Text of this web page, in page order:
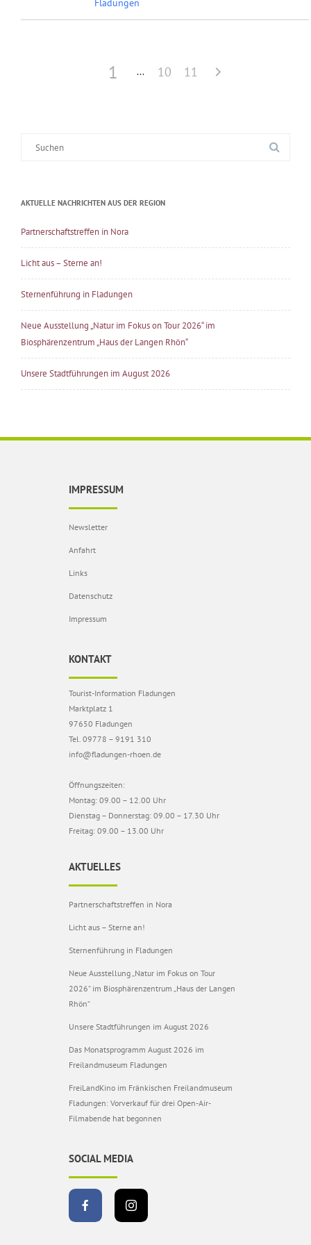
Fladungen
1 10 11
AKTUELLE NACHRICHTEN AUS DER REGION
Partnerschaftstreffen in Nora
Licht aus – Sterne an!
Sternenführung in Fladungen
Neue Ausstellung „Natur im Fokus on Tour 2026“ im
Biosphärenzentrum „Haus der Langen Rhön“
Unsere Stadtführungen im August 2026
IMPRESSUM
Newsletter
Anfahrt
Links
Datenschutz
Impressum
KONTAKT
Tourist-Information Fladungen
Marktplatz 1
97650 Fladungen
Tel. 09778 – 9191 310
info@fladungen-rhoen.de
Öffnungszeiten:
Montag: 09.00 – 12.00 Uhr
Dienstag – Donnerstag: 09.00 – 17.30 Uhr
Freitag: 09.00 – 13.00 Uhr
AKTUELLES
Partnerschaftstreffen in Nora
Licht aus – Sterne an!
Sternenführung in Fladungen
Neue Ausstellung „Natur im Fokus on Tour
2026“ im Biosphärenzentrum „Haus der Langen
Rhön“
Unsere Stadtführungen im August 2026
Das Monatsprogramm August 2026 im
Freilandmuseum Fladungen
FreiLandKino im Fränkischen Freilandmuseum
Fladungen: Vorverkauf für drei Open-Air-
Filmabende hat begonnen
SOCIAL MEDIA